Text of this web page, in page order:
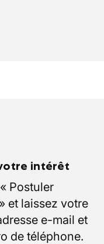
intérêt
Postuler
et laissez votre
e-mail et
de téléphone.